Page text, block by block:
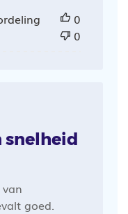
0
0
snelheid
goed.